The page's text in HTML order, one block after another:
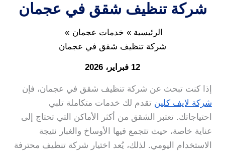
شركة تنظيف شقق في عجمان
الرئيسية
خدمات عجمان
شركة تنظيف شقق في عجمان
12 فبراير، 2026
إذا كنت تبحث عن شركة تنظيف شقق في عجمان، فإن
شركة لايف كلين تقدم لك خدمات متكاملة تلبي
احتياجاتك. تعتبر الشقق من أكثر الأماكن التي تحتاج إلى
عناية خاصة، حيث تتجمع فيها الأوساخ والغبار نتيجة
الاستخدام اليومي. لذلك، يُعد اختيار شركة تنظيف محترفة